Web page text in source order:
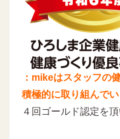
：mikeはスタッフの
積極的に取り組んでい
４回ゴールド認定を